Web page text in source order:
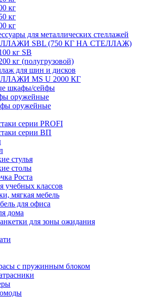
кг
кг
кг
для металлических стеллажей
SBL (750 КГ НА СТЕЛЛАЖ)
кг SB
кг (полугрузовой)
для шин и дисков
MS U 2000 КГ
шкафы/сейфы
оружейные
оружейные
серии PROFI
серии ВП
стулья
столы
Роста
учебных классов
мягкая мебель
для офиса
дома
для зоны ожидания
с пружинным блоком